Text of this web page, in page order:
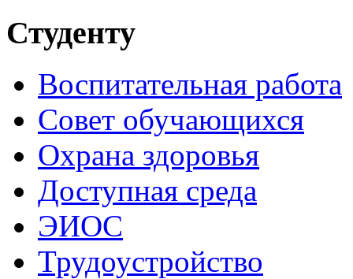
Студенту
Воспитательная работа
Совет обучающихся
Охрана здоровья
Доступная среда
ЭИОС
Трудоустройство